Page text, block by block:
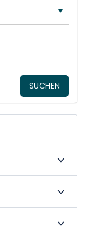
SUCHEN